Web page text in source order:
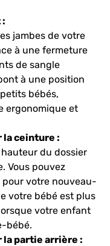
:
jambes de votre
à une fermeture
de sangle
à une position
bébés,
ergonomique et
la ceinture :
du dossier
Vous pouvez
votre nouveau-
votre bébé est plus
votre enfant
bébé.
la partie arrière :